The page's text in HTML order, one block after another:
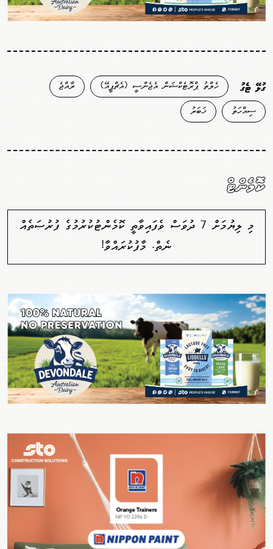
ގުޅޭ ޓެގު ހެލްތު ޕްރޮޓެކްޝަން އެޖެންސީ (އެޗްޕީއޭ)
ރާއްޖެ
ސިއްހަތު
ޚަބަރު
ކޮމެންޓް
މި ލިޔުމަށް 7 ދުވަސް ވެފައިވާތީ ކޮމެންޓުކުރުމުގެ ފުރުސަތެއް
ނެތް. މާފުކުރައްވާ!